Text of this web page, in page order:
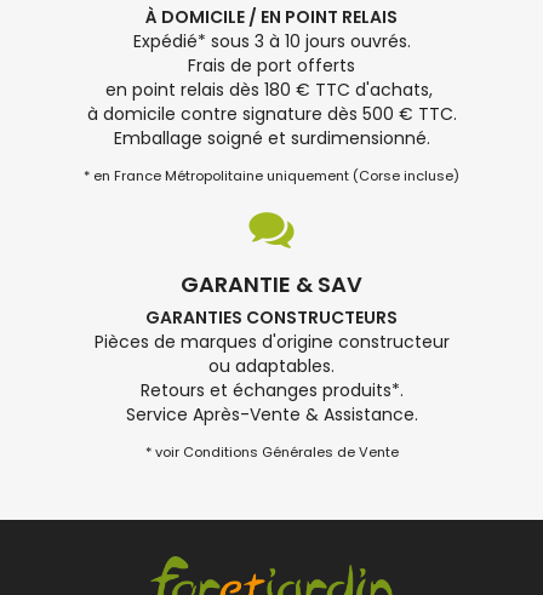
À DOMICILE / EN POINT RELAIS
Expédié* sous 3 à 10 jours ouvrés.
Frais de port offerts
en point relais dès 180 € TTC d'achats,
à domicile contre signature dès 500 € TTC.
Emballage soigné et surdimensionné.
* en France Métropolitaine uniquement (Corse incluse)
GARANTIE & SAV
GARANTIES CONSTRUCTEURS
Pièces de marques d'origine constructeur
ou adaptables.
Retours et échanges produits*.
Service Après-Vente & Assistance.
* voir Conditions Générales de Vente